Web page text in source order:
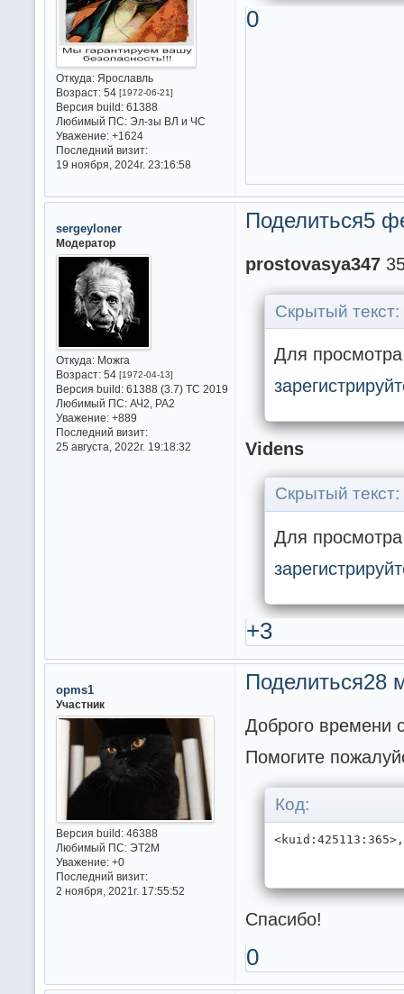
Откуда:Ярославль
Возраст:54 [1972-06-21]
Версия build:61388
Любимый ПС:Эл-зы ВЛ и ЧС
Уважение: +1624
Последний визит:
19 ноября, 2024г. 23:16:58
0
Поделиться5
sergeyloner
Модератор
Откуда:Можга
Возраст:54 [1972-04-13]
Версия build:61388 (3.7) ТС 2019
Любимый ПС:АЧ2, РА2
Уважение: +889
Последний визит:
25 августа, 2022г. 19:18:32
prostovasya347
Скрытый текст:
Для
Videns
Скрытый текст:
Для
+3
Поделиться28
opms1
Участник
Версия build:46388
Любимый ПС:ЭТ2М
Уважение: +0
Последний визит:
2 ноября, 2021г. 17:55:52
Доброго времени
Помогите
Код:
Спасибо!
0